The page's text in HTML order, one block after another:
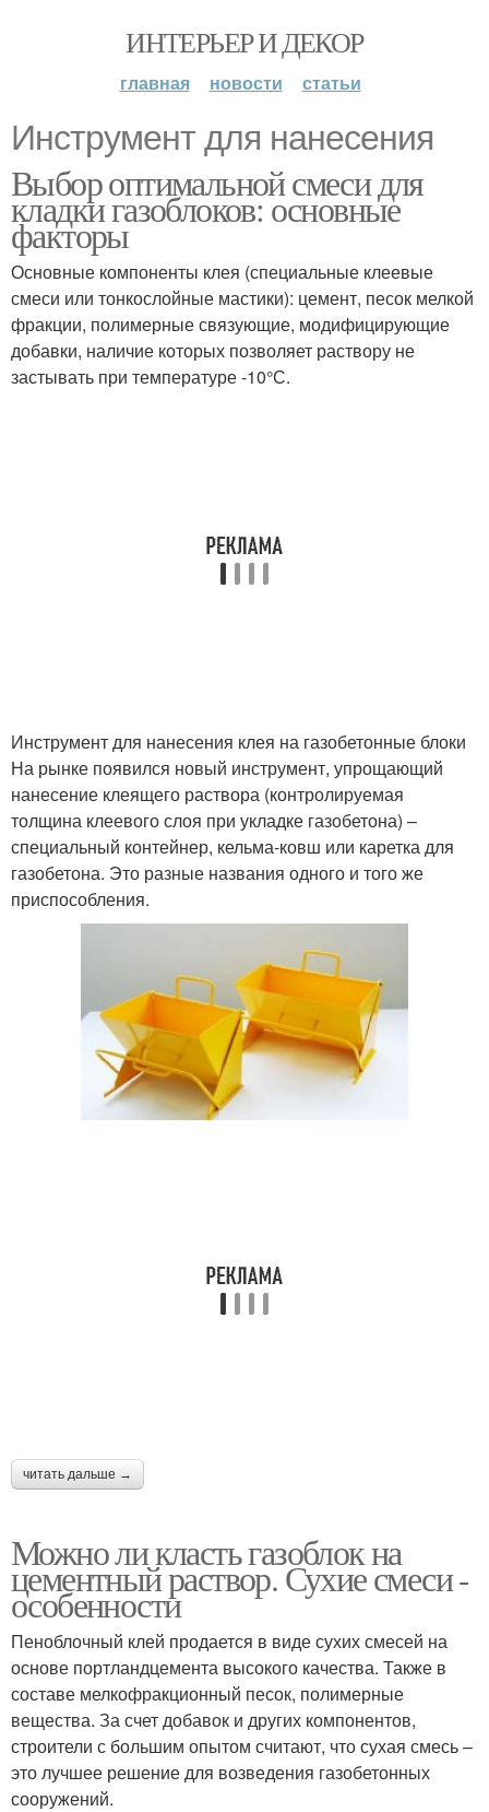
ИНТЕРЬЕР И ДЕКОР
главная новости статьи
Инструмент для нанесения
Выбор оптимальной смеси для
кладки газоблоков: основные
факторы
Основные компоненты клея (специальные клеевые
смеси или тонкослойные мастики): цемент, песок мелкой
фракции, полимерные связующие, модифицирующие
добавки, наличие которых позволяет раствору не
застывать при температуре -10°С.
Инструмент для нанесения клея на газобетонные блоки
На рынке появился новый инструмент, упрощающий
нанесение клеящего раствора (контролируемая
толщина клеевого слоя при укладке газобетона) –
специальный контейнер, кельма-ковш или каретка для
газобетона. Это разные названия одного и того же
приспособления.
читать дальше →
Можно ли класть газоблок на
цементный раствор. Сухие смеси -
особенности
Пеноблочный клей продается в виде сухих смесей на
основе портландцемента высокого качества. Также в
составе мелкофракционный песок, полимерные
вещества. За счет добавок и других компонентов,
строители с большим опытом считают, что сухая смесь –
это лучшее решение для возведения газобетонных
сооружений.